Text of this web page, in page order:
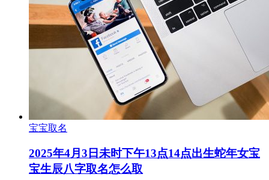
宝宝取名
2025年4月3日未时下午13点14点出生蛇年女宝
宝生辰八字取名怎么取